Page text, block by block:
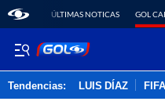
ÚLTIMAS NOTICAS GOL
Tendencias: LUIS DÍAZ